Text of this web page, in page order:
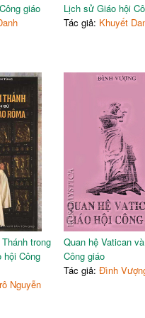
giáo
Lịch sử Giáo hội
Tác giả: Khuyết
trong
hội Công
Nguyễn
Quan hệ Vatican
Công giáo
Tác giả: Đình